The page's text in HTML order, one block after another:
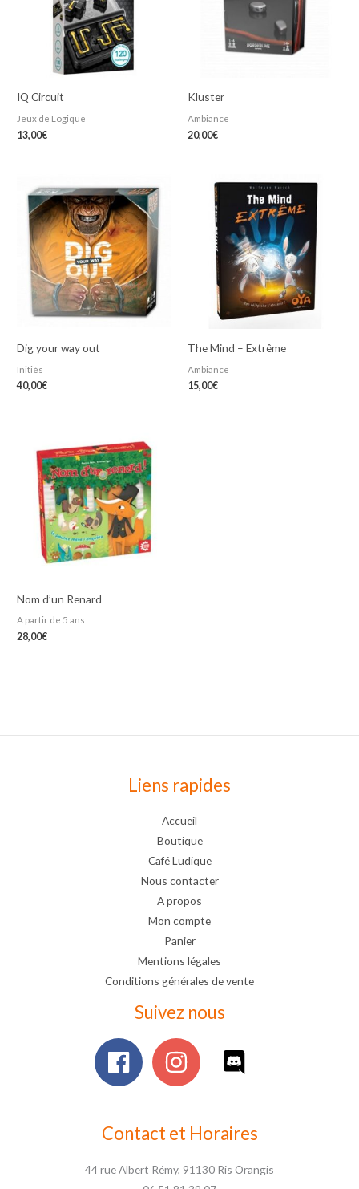
IQ Circuit
Jeux de Logique
13,00€
Kluster
Ambiance
20,00€
Dig your way out
Initiés
40,00€
The Mind – Extrême
Ambiance
15,00€
Nom d’un Renard
A partir de 5 ans
28,00€
Liens rapides
Accueil
Boutique
Café Ludique
Nous contacter
A propos
Mon compte
Panier
Mentions légales
Conditions générales de vente
Suivez nous
Contact et Horaires
44 rue Albert Rémy, 91130 Ris Orangis